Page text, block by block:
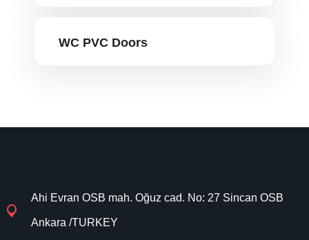
WC PVC Doors
Ahi Evran OSB mah. Oğuz cad. No: 27 Sincan OSB
Ankara /TURKEY